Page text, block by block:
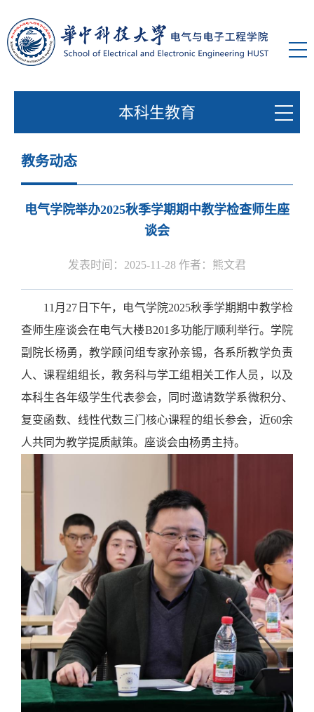
本科生教育
教务动态
电气学院举办2025秋季学期期中教学检查师生座
谈会
发表时间：2025-11-28 作者：熊文君
11月27日下午，电气学院2025秋季学期期中教学检
查师生座谈会在电气大楼B201多功能厅顺利举行。学院
副院长杨勇 ，教学顾问组专家孙亲锡，各系所教学负责
人、课程组组长，教务科与学工组相关工作人员，以及
本科生各年级学生代表参会，同时邀请数学系微积分、
复变函数、线性代数三门核心课程的组长参会， 近60余
人共同为教学提质献策。 座谈会由杨勇主持。